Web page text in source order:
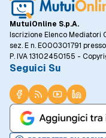
MutuiOnline S.p.A.
Iscrizione Elenco Mediatori
sez. E n. E000301791
P. IVA 13102450155 -
Seguici Su